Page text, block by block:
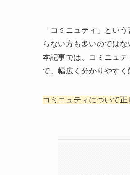
「コミニュティ」とい
らない方も多いのではな
本記事では、コミニュ
で、幅広く分かりやすく
コミニュティについて